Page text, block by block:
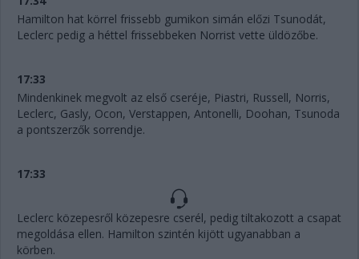
Hamilton hat körrel frissebb gumikon simán előzi Tsunodát,
Leclerc pedig a héttel frissebbeken Norrist vette üldözőbe.
17:33
Mindenkinek megvolt az első cseréje, Piastri, Russell, Norris,
Leclerc, Gasly, Ocon, Verstappen, Antonelli, Doohan, Tsunoda
a pontszerzők sorrendje.
17:33
Leclerc közepesről közepesre cserél, pedig tiltakozott a csapat
megoldása ellen. Hamilton szintén kijött ugyanabban a
körben.